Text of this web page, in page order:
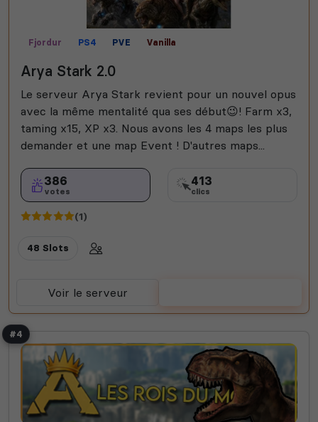
Fjordur PS4 PVE Vanilla
Arya Stark 2.0
Le serveur Arya Stark revient pour un nouvel opus
avec la même mentalité qua ses début😉! Farm x3,
taming x15, XP x3. Nous avons les 4 maps les plus
demander et une map Event ! D'autres maps...
386
votes
413
clics
(1)
48 Slots
Voir le serveur
#4